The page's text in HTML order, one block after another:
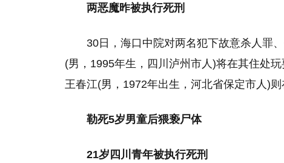
两恶魔昨被执行死刑
30日，海口中院对两名犯下故意杀人罪
(男，1995年生，四川泸州市人)将在其住处
王春江(男，1972年出生，河北省保定市人)
勒死5岁男童后猥亵尸体
21岁四川青年被执行死刑